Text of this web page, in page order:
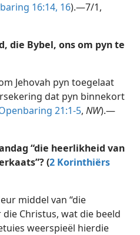
16:14, 16).—7/1,
die Bybel, ons om pyn te
Jehovah pyn toegelaat
dat pyn binnekort
21:1-5, NW).—
“die heerlikheid van
(2 Korinthiërs
middel van “die
Christus, wat die beeld
weerspieël hierdie